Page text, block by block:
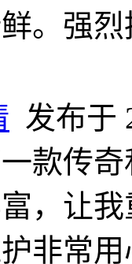
。强
发布于
款传
，让
非常